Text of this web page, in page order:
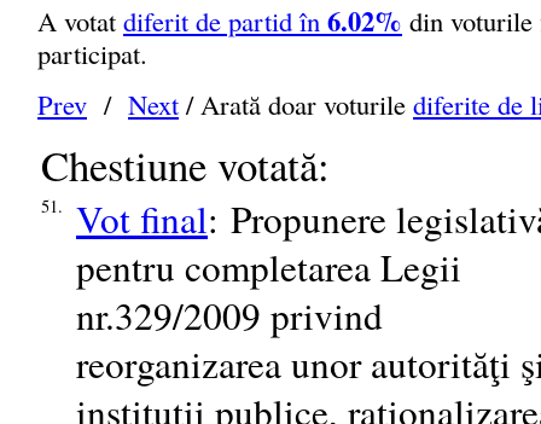
A votat diferit de partid în 6.02% din voturile
participat.
Prev / Next / Arată doar voturile diferite de
Chestiune votată:
51. Vot final: Propunere
pentru completarea Legii
nr.329/2009 privind
reorganizarea unor autorităţi
instituţii publice,